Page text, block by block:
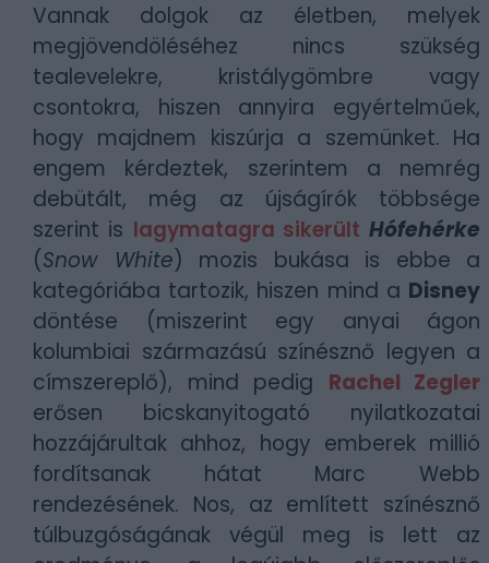
Vannak dolgok az életben, melyek
megjövendöléséhez nincs szükség
tealevelekre, kristálygömbre vagy
csontokra, hiszen annyira egyértelműek,
hogy majdnem kiszúrja a szemünket. Ha
engem kérdeztek, szerintem a nemrég
debütált, még az újságírók többsége
szerint is lagymatagra sikerült Hófehérke
(Snow White) mozis bukása is ebbe a
kategóriába tartozik, hiszen mind a Disney
döntése (miszerint egy anyai ágon
kolumbiai származású színésznő legyen a
címszereplő), mind pedig Rachel Zegler
erősen bicskanyitogató nyilatkozatai
hozzájárultak ahhoz, hogy emberek millió
fordítsanak hátat Marc Webb
rendezésének. Nos, az említett színésznő
túlbuzgóságának végül meg is lett az